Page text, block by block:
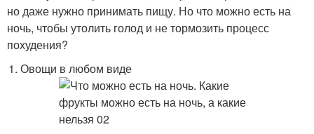
но даже нужно принимать пищу. Но что можно есть на
ночь, чтобы утолить голод и не тормозить процесс
похудения?
Овощи в любом виде